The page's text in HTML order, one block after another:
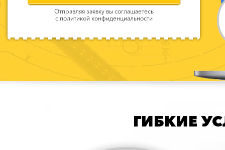
Отправляя заявку вы соглашаетесь
с политикой конфиденциальности
ГИБКИЕ